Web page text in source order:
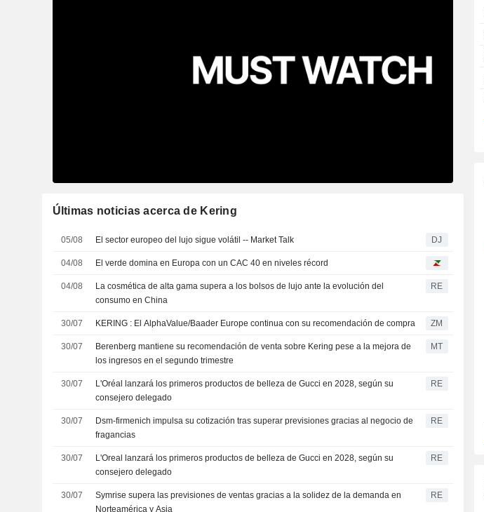
Últimas noticias acerca de Kering
05/08 El sector europeo del lujo sigue volátil -- Market Talk DJ
04/08 El verde domina en Europa con un CAC 40 en niveles récord
04/08
La cosmética de alta gama supera a los bolsos de lujo ante la evolución del
consumo en China
RE
30/07 KERING : El AlphaValue/Baader Europe continua con su recomendación de compra ZM
30/07
Berenberg mantiene su recomendación de venta sobre Kering pese a la mejora de
los ingresos en el segundo trimestre
MT
30/07
L'Oréal lanzará los primeros productos de belleza de Gucci en 2028, según su
consejero delegado
RE
30/07
Dsm-firmenich impulsa su cotización tras superar previsiones gracias al negocio de
fragancias
RE
30/07
L'Oreal lanzará los primeros productos de belleza de Gucci en 2028, según su
consejero delegado
RE
30/07
Symrise supera las previsiones de ventas gracias a la solidez de la demanda en
Norteamérica y Asia
RE